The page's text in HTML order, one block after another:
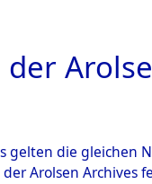
ÜBERSICHT BILD
gelten die
Arolsen